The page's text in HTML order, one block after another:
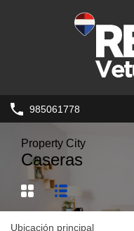
985061778
Property City
Caseras
Ubicación principal